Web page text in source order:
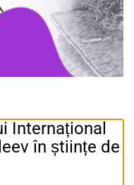
Internațional
în științe de